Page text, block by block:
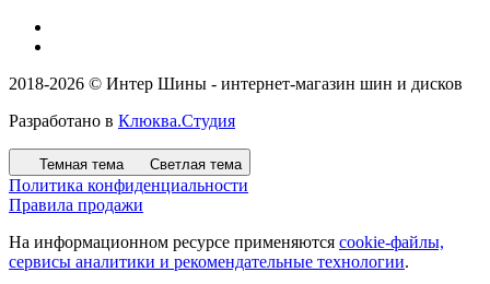
2018-2026 © Интер Шины - интернет-магазин шин и дисков
Разработано в Клюква.Студия
Темная тема Светлая тема
Политика конфиденциальности
Правила продажи
На информационном ресурсе применяются cookie-файлы,
сервисы аналитики и рекомендательные технологии.